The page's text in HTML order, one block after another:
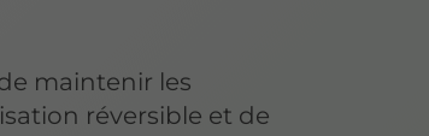
maintenir les
réversible et de